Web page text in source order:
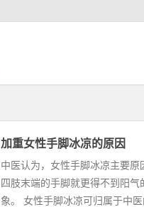
加重女性手脚冰凉的原因
中医认为，女性手脚冰凉主要
四肢末端的手脚就更得不到阳
象。 女性手脚冰凉可归属于中医